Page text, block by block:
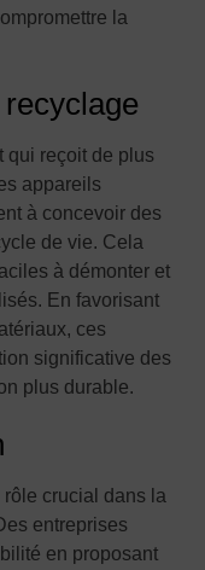
la
qui reçoit de plus
appareils
à concevoir des
de vie. Cela
à démonter et
En favorisant
ces
significative des
plus durable.
rôle crucial dans la
entreprises
en proposant